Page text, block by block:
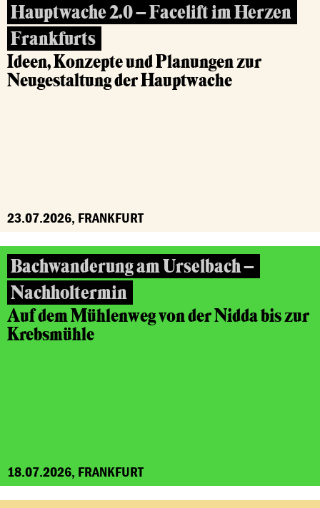
Hauptwache 2.0 – Facelift im Herzen
Frankfurts
Ideen, Konzepte und Planungen zur
Neugestaltung der Hauptwache
23.07.2026, FRANKFURT
Bachwanderung am Urselbach –
Nachholtermin
Auf dem Mühlenweg von der Nidda bis zur
Krebsmühle
18.07.2026, FRANKFURT